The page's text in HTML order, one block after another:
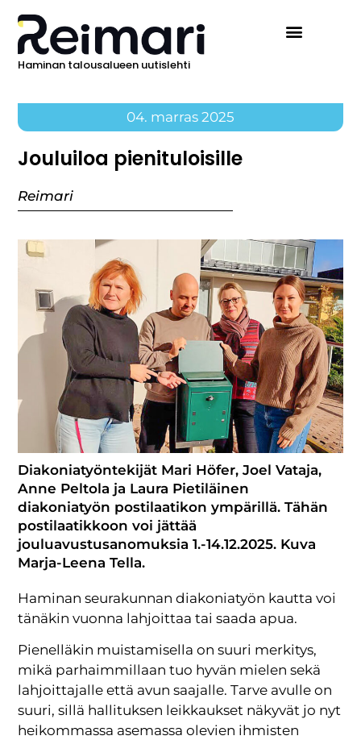
Haminan talousalueen uutislehti
04. marras 2025
Jouluiloa pienituloisille
Reimari
Diakoniatyöntekijät Mari Höfer, Joel Vataja,
Anne Peltola ja Laura Pietiläinen
diakoniatyön postilaatikon ympärillä. Tähän
postilaatikkoon voi jättää
jouluavustusanomuksia 1.-14.12.2025. Kuva
Marja-Leena Tella.
Haminan seurakunnan diakoniatyön kautta voi
tänäkin vuonna lahjoittaa tai saada apua.
Pienelläkin muistamisella on suuri merkitys,
mikä parhaimmillaan tuo hyvän mielen sekä
lahjoittajalle että avun saajalle. Tarve avulle on
suuri, sillä hallituksen leikkaukset näkyvät jo nyt
heikommassa asemassa olevien ihmisten